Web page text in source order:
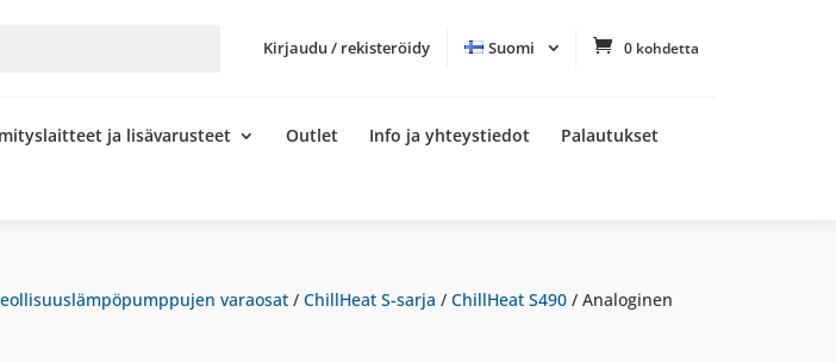
Kirjaudu / rekisteröidy Suomi 0 kohdetta
ja lisävarusteet Outlet Info ja yhteystiedot Palautukset
varaosat/ ChillHeat S-sarja / ChillHeat S490/ Analoginen